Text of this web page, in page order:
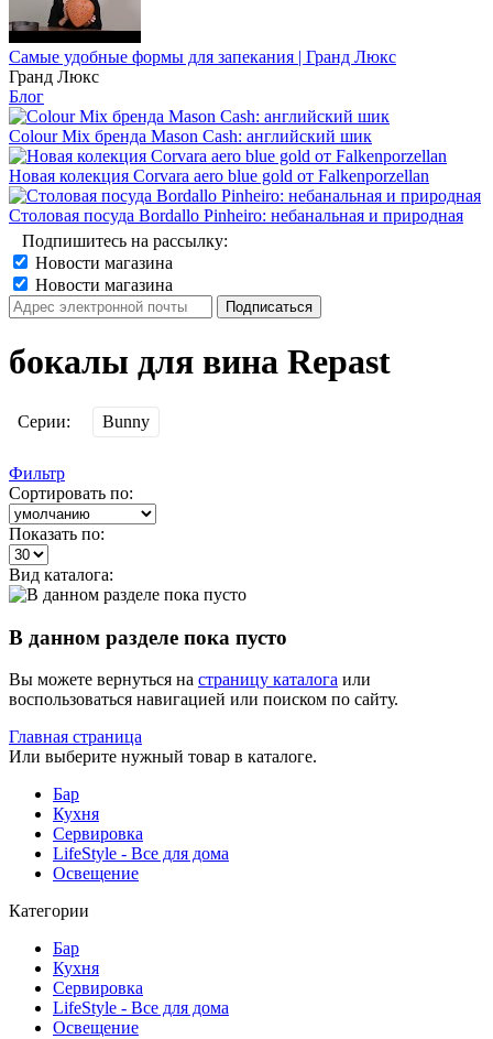
Самые удобные формы для запекания | Гранд Люкс
Гранд Люкс
Блог
Colour Mix бренда Mason Cash: английский шик
Новая колекция Corvara aero blue gold от Falkenporzellan
Столовая посуда Bordallo Pinheiro: небанальная и природная
Подпишитесь на рассылку:
Новости магазина
Новости магазина
бокалы для вина Repast
Серии: Bunny
Фильтр
Сортировать по:
Показать по:
Вид каталога:
В данном разделе пока пусто
Вы можете вернуться на страницу каталога или
воспользоваться навигацией или поиском по сайту.
Главная страница
Или выберите нужный товар в каталоге.
Бар
Кухня
Сервировка
LifeStyle - Все для дома
Освещение
Категории
Бар
Кухня
Сервировка
LifeStyle - Все для дома
Освещение